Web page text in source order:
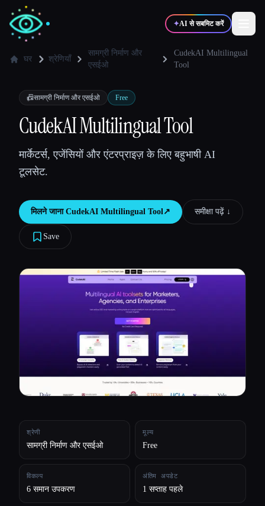
✦AI से सबमिट करें
💻 डेवलपर्स 📈 मार्केटर्स
🎓विद्यार्थी
ब्लॉग
घर श्रेणियाँ
सामग्री निर्माण और
एसईओ
CudekAI Multilingual
Tool
📠सामग्री निर्माण और एसईओ Free
CudekAI Multilingual Tool
मार्केटर्स, एजेंसियों और एंटरप्राइज़ के लिए बहुभाषी AI
टूलसेट.
मिलने जाना CudekAI Multilingual Tool↗︎ समीक्षा पढ़ें ↓︎
Save
श्रेणी
सामग्री निर्माण और एसईओ
मूल्य
Free
विकल्प
6 समान उपकरण
अंतिम अपडेट
1 सप्ताह पहले